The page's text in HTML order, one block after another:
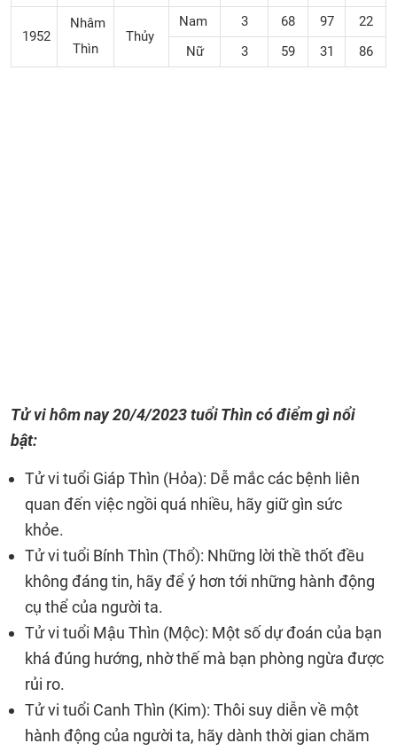
1952
Nhâm
Thìn
Thủy
Nam 3 68 97
22
Nữ
3 59 31 86
Tử vi hôm nay20/4/2023tuổi Thìn có điểm gì nổi
bật:
Tử vi tuổi Giáp Thìn (Hỏa): Dễ mắc các bệnh liên
quan đến việc ngồi quá nhiều, hãy giữ gìn sức
khỏe.
Tử vi tuổi Bính Thìn (Thổ): Những lời thề thốt đều
không đáng tin, hãy để ý hơn tới những hành động
cụ thể của người ta.
Tử vi tuổi Mậu Thìn (Mộc): Một số dự đoán của bạn
khá đúng hướng, nhờ thế mà bạn phòng ngừa được
rủi ro.
Tử vi tuổi Canh Thìn (Kim): Thôi suy diễn về một
hành động của người ta, hãy dành thời gian chăm